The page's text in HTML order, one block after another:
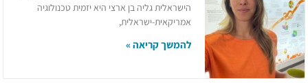
הישראלית​ ​גליה בן ארצי היא יזמית טכנולוגיה
אמריקאית-ישראלית,
להמשך קריאה »